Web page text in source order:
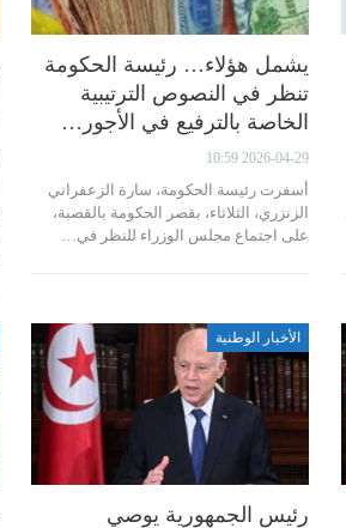
يشمل هؤلاء… رئيسة الحكومة
تنظر في النصوص الترتيبية
الخاصة بالترفيع في الأجور…
2026-04-29 10:59
أسفرت رئيسة الحكومة، سارة الزعفراني
الزنزري، الثلاثاء، بقصر الحكومة بالقصبة،
على اجتماع مجلس الوزراء للنظر في…
الأخبار الوطنية
رئيس الجمهورية يوصي